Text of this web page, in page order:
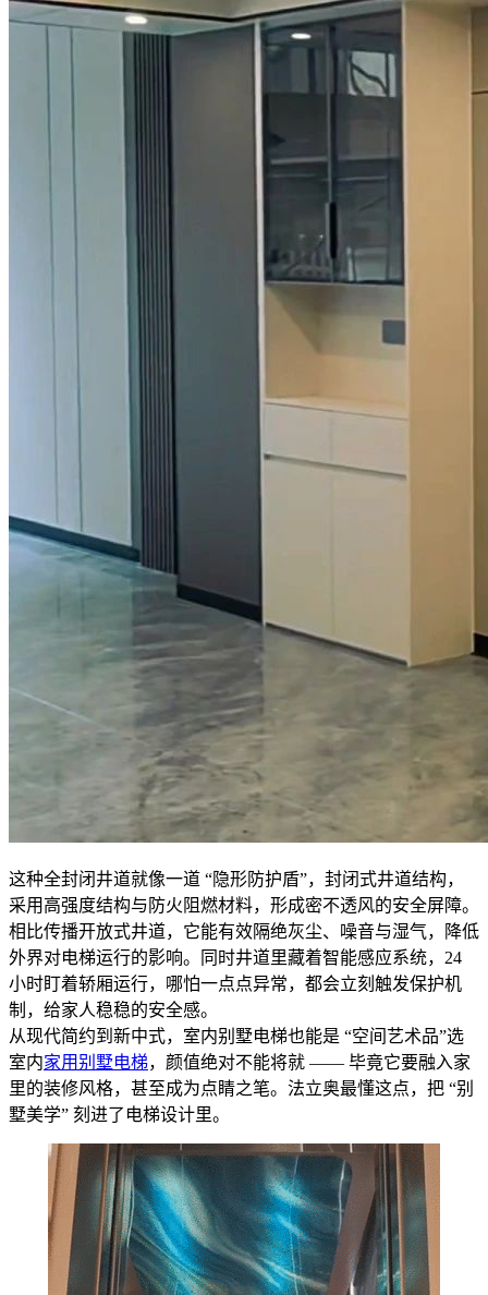
这种全封闭井道就像一道 “隐形防护盾”，封闭式井道结构，
采用高强度结构与防火阻燃材料，形成密不透风的安全屏障。
相比传播开放式井道，它能有效隔绝灰尘、噪音与湿气，降低
外界对电梯运行的影响。同时井道里藏着智能感应系统，24
小时盯着轿厢运行，哪怕一点点异常，都会立刻触发保护机
制，给家人稳稳的安全感。
从现代简约到新中式，室内别墅电梯也能是 “空间艺术品”选
室内家用别墅电梯，颜值绝对不能将就 —— 毕竟它要融入家
里的装修风格，甚至成为点睛之笔。法立奥最懂这点，把 “别
墅美学” 刻进了电梯设计里。